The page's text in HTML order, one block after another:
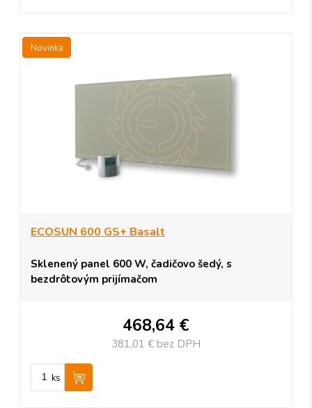
Novinka
ECOSUN 600 GS+ Basalt
Sklenený panel 600 W, čadičovo šedý, s
bezdrôtovým prijímačom
468,64 €
381,01 € bez DPH
ks